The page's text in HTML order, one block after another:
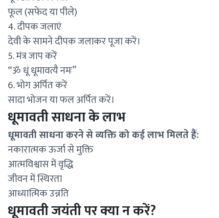
फूल (सफेद या पीले)
4. दीपक जलाएं
देवी के सामने दीपक जलाकर पूजा करें।
5. मंत्र जाप करें
“ॐ धूं धूमावत्यै नमः”
6. भोग अर्पित करें
सादा भोजन या फल अर्पित करें।
धूमावती साधना के लाभ
धूमावती साधना करने से व्यक्ति को कई लाभ मिलते हैं:
नकारात्मक ऊर्जा से मुक्ति
आत्मविश्वास में वृद्धि
जीवन में स्थिरता
आध्यात्मिक उन्नति
धूमावती जयंती पर क्या न करें?